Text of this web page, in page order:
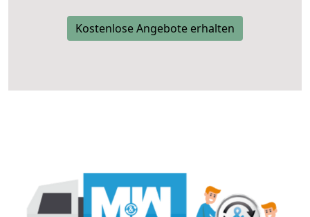
Kostenlose Angebote erhalten